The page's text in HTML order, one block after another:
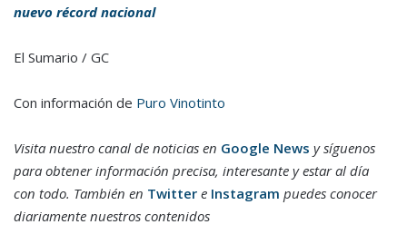
nuevo récord nacional
El Sumario / GC
Con información de Puro Vinotinto
Visita nuestro canal de noticias en Google News y síguenos
para obtener información precisa, interesante y estar al día
con todo. También en Twitter e Instagram puedes conocer
diariamente nuestros contenidos